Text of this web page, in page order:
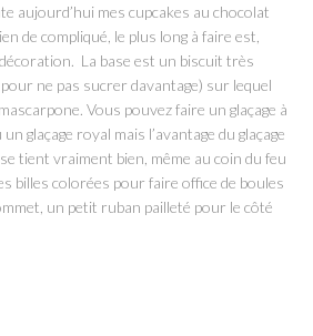
aujourd’hui mes cupcakes au chocolat
de compliqué, le plus long à faire est,
La base est un biscuit très
ne pas sucrer davantage) sur lequel
Vous pouvez faire un glaçage à
glaçage royal mais l’avantage du glaçage
tient vraiment bien, même au coin du feu
billes colorées pour faire office de boules
un petit ruban pailleté pour le côté